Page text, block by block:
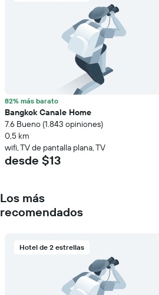
82% más barato
Bangkok Canale Home
7.6 Bueno (1.843 opiniones)
0,5 km
wifi, TV de pantalla plana, TV
desde $13
Los más
recomendados
Hotel de 2 estrellas